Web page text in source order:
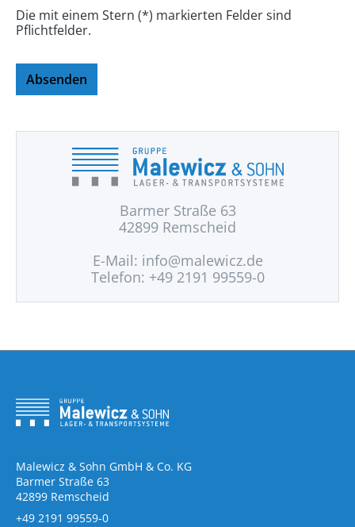
Die mit einem Stern (*) markierten Felder sind
Pflichtfelder.
Absenden
Barmer Straße 63
42899 Remscheid
E-Mail: info@malewicz.de
Telefon: +49 2191 99559-0
Malewicz & Sohn GmbH & Co. KG
Barmer Straße 63
42899 Remscheid
+49 2191 99559-0